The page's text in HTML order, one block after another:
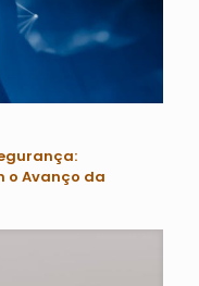
o Avanço da